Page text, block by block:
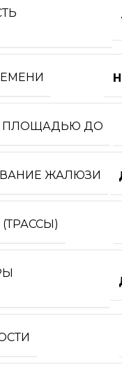
ПЛОЩАДЬЮ ДО
ЖАЛЮЗИ